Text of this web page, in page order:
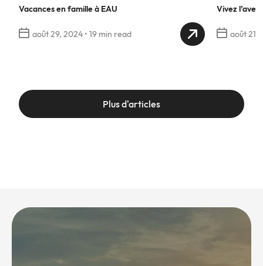
Vacances en famille à EAU
août 29, 2024 • 19 min read
Vivez
août 21,
Plus d'articles